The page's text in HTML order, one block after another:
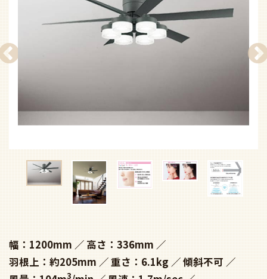
幅：1200mm
高さ：336mm
羽根上：約205mm
重さ：6.1kg
傾斜不可
3